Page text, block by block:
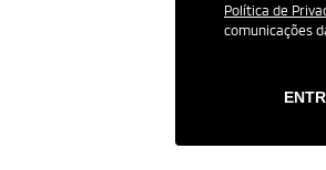
Política de
comunicações